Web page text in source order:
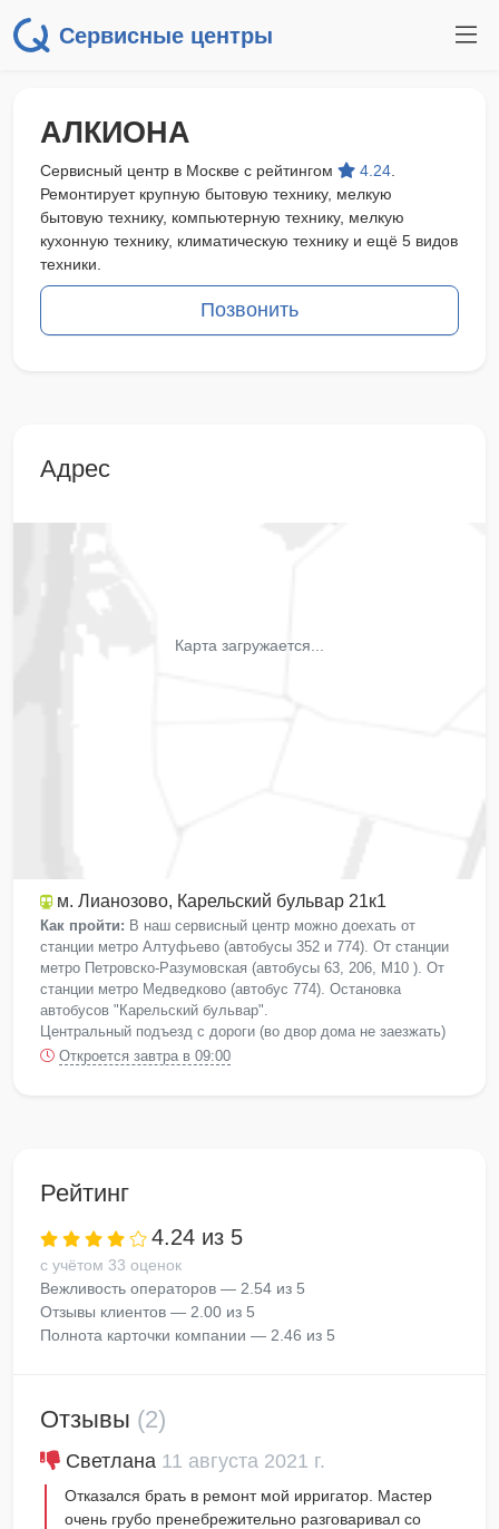
Сервисные центры
АЛКИОНА
Сервисный центр в Москве с рейтингом 4.24
Ремонтирует крупную бытовую технику, мелкую
бытовую технику, компьютерную технику, мелкую
кухонную технику, климатическую технику и ещё 5 видов
техники.
Позвонить
Адрес
Карта загружается...
м. Лианозово, Карельский бульвар 21к1
Как пройти: В наш сервисный центр можно доехать от
станции метро Алтуфьево (автобусы 352 и 774). От станции
метро Петровско-Разумовская (автобусы 63, 206, М10 ). От
станции метро Медведково (автобус 774). Остановка
автобусов "Карельский бульвар".
Центральный подъезд с дороги (во двор дома не заезжать)
Откроется завтра в 09:00
Рейтинг
4.24 из 5
с учётом 33 оценок
Вежливость операторов — 2.54 из 5
Отзывы клиентов — 2.00 из 5
Полнота карточки компании — 2.46 из 5
Отзывы (2)
Светлана 11 августа 2021 г.
Отказался брать в ремонт мой ирригатор. Мастер
очень грубо пренебрежительно разговаривал со